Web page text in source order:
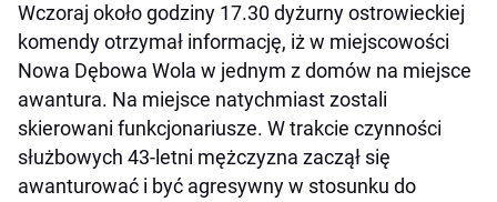
Wczoraj około godziny 17.30 dyżurny ostrowieckiej
komendy otrzymał informację, iż w miejscowości
Nowa Dębowa Wola w jednym z domów na miejsce
awantura. Na miejsce natychmiast zostali
skierowani funkcjonariusze. W trakcie czynności
służbowych 43-letni mężczyzna zaczął się
awanturować i być agresywny w stosunku do